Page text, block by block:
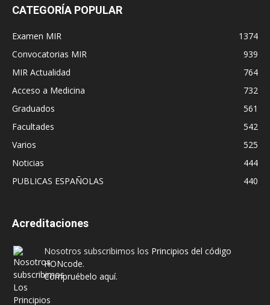
CATEGORÍA POPULAR
Examen MIR
1374
Convocatorias MIR
939
MIR Actualidad
764
Acceso a Medicina
732
Graduados
561
Facultades
542
Varios
525
Noticias
444
PUBLICAS ESPAÑOLAS
440
Acreditaciones
Nosotros subscribimos los Principios del código
HONcode.
Compruébelo aquí.